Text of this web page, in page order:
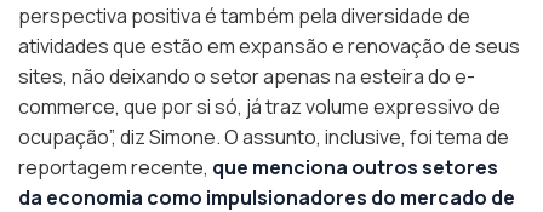
perspectiva positiva é também pela diversidade de
atividades que estão em expansão e renovação de seus
sites, não deixando o setor apenas na esteira do e-
commerce, que por si só, já traz volume expressivo de
ocupação”, diz Simone. O assunto, inclusive, foi tema de
reportagem recente, que menciona outros setores
da economia como impulsionadores do mercado de